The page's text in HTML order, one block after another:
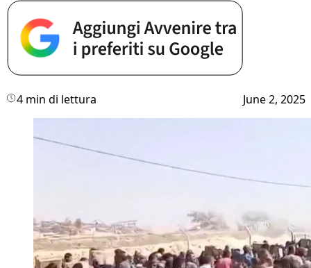
4 min di lettura June 2, 2025